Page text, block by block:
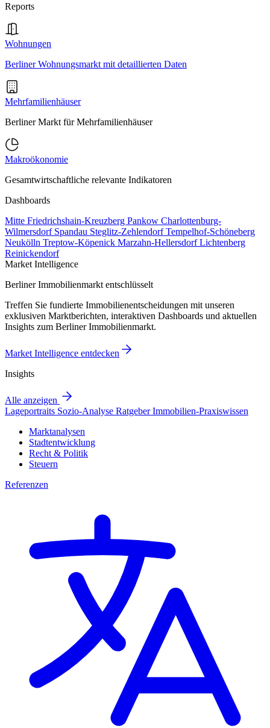
Reports
Wohnungen
Berliner Wohnungsmarkt mit detaillierten Daten
Mehrfamilienhäuser
Berliner Markt für Mehrfamilienhäuser
Makroökonomie
Gesamtwirtschaftliche relevante Indikatoren
Dashboards
Mitte Friedrichshain-Kreuzberg Pankow Charlottenburg-
Wilmersdorf Spandau Steglitz-ZehlendorfTempelhof-Schöneberg
Neukölln Treptow-Köpenick Marzahn-HellersdorfLichtenberg
Reinickendorf
Market Intelligence
Berliner Immobilienmarkt entschlüsselt
Treffen Sie fundierte Immobilienentscheidungen mit unseren
exklusiven Marktberichten, interaktiven Dashboards und aktuellen
Insights zum Berliner Immobilienmarkt.
Market Intelligence entdecken
Insights
Alle anzeigen
Lageportraits Sozio-Analyse RatgeberImmobilien-Praxiswissen
Marktanalysen
Stadtentwicklung
Recht & Politik
Steuern
Referenzen